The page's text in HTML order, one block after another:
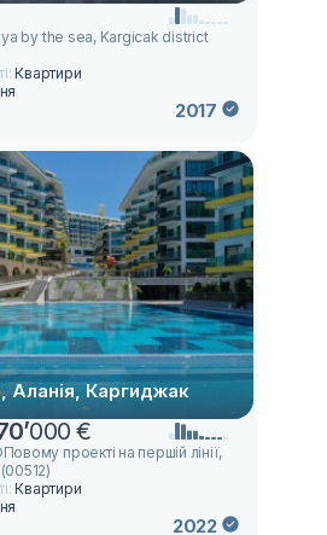
by the sea, Kargicak district
Квартири
2017
Аланія, Каргиджак
’000 €
проекті на першій лінії,
Квартири
2022